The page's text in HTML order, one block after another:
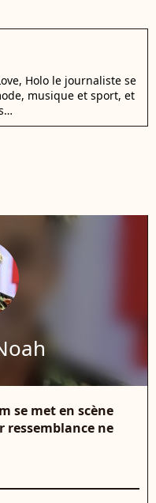
Holo le journaliste se
musique et sport, et
se met en scène
ressemblance ne